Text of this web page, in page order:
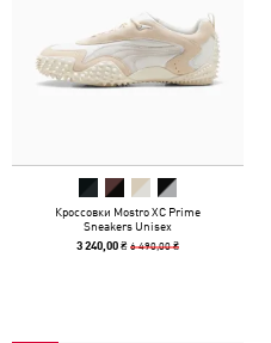
Кроссовки Mostro XC Prime
Sneakers Unisex
3 240,00 ₴6 490,00 ₴